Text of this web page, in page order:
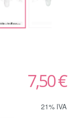
7,50 €
21% IVA